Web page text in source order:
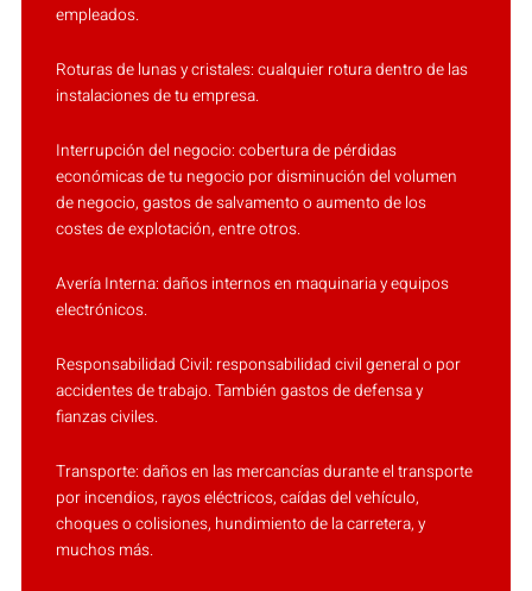
empleados.
Roturas de lunas y cristales: cualquier rotura dentro de las
instalaciones de tu empresa.
Interrupción del negocio: cobertura de pérdidas
económicas de tu negocio por disminución del volumen
de negocio, gastos de salvamento o aumento de los
costes de explotación, entre otros.
Avería Interna: daños internos en maquinaria y equipos
electrónicos.
Responsabilidad Civil: responsabilidad civil general o por
accidentes de trabajo. También gastos de defensa y
fianzas civiles.
Transporte: daños en las mercancías durante el transporte
por incendios, rayos eléctricos, caídas del vehículo,
choques o colisiones, hundimiento de la carretera, y
muchos más.